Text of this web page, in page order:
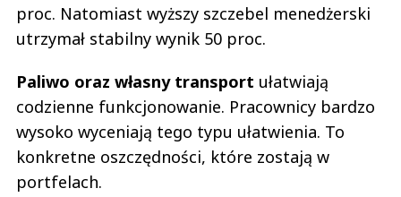
proc. Natomiast wyższy szczebel menedżerski
utrzymał stabilny wynik 50 proc.
Paliwo oraz własny transport ułatwiają
codzienne funkcjonowanie. Pracownicy bardzo
wysoko wyceniają tego typu ułatwienia. To
konkretne oszczędności, które zostają w
portfelach.